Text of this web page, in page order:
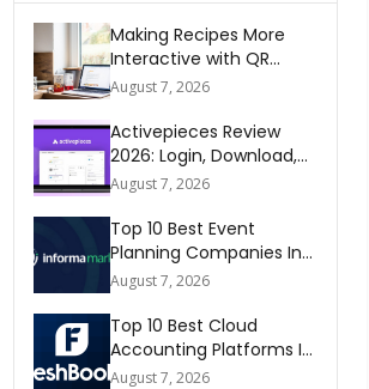
Making Recipes More
Interactive with QR
Codes
August 7, 2026
Activepieces Review
2026: Login, Download,
AI, Pricing, Automation &
August 7, 2026
Top 10 Best Event
Planning Companies In
The World 2026
August 7, 2026
Top 10 Best Cloud
Accounting Platforms In
The World 2026
August 7, 2026